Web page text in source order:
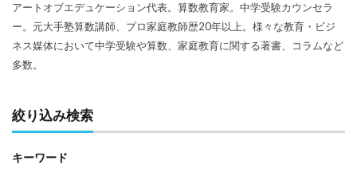
アートオブエデュケーション代表。算数教育家。中学受験カウンセラ
ー。元大手塾算数講師、プロ家庭教師歴20年以上。様々な教育・ビジ
ネス媒体において中学受験や算数、家庭教育に関する著書、コラムなど
多数。
絞り込み検索
キーワード